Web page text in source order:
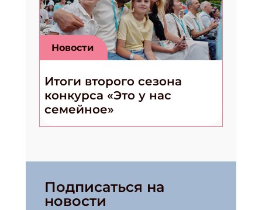
Новости
Итоги второго сезона
конкурса «Это у нас
семейное»
Подписаться на
новости